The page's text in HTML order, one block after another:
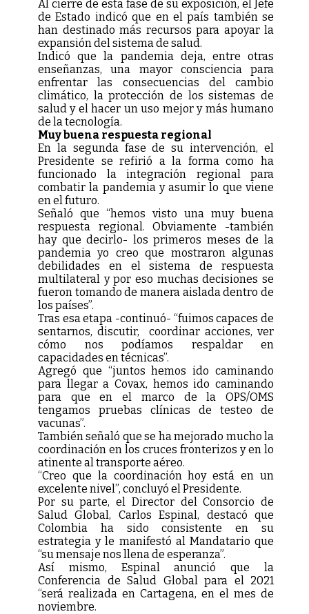
Al cierre de esta fase de su exposición, el Jefe
de Estado indicó que en el país también se
han destinado más recursos para apoyar la
expansión del sistema de salud.
Indicó que la pandemia deja, entre otras
enseñanzas, una mayor consciencia para
enfrentar las consecuencias del cambio
climático, la protección de los sistemas de
salud y el hacer un uso mejor y más humano
de la tecnología.
Muy buena respuesta regional
En la segunda fase de su intervención, el
Presidente se refirió a la forma como ha
funcionado la integración regional para
combatir la pandemia y asumir lo que viene
en el futuro.
Señaló que “hemos visto una muy buena
respuesta regional. Obviamente -también
hay que decirlo- los primeros meses de la
pandemia yo creo que mostraron algunas
debilidades en el sistema de respuesta
multilateral y por eso muchas decisiones se
fueron tomando de manera aislada dentro de
los países”.
Tras esa etapa -continuó- “fuimos capaces de
sentarnos, discutir, coordinar acciones, ver
cómo nos podíamos respaldar en
capacidades en técnicas”.
Agregó que “juntos hemos ido caminando
para llegar a Covax, hemos ido caminando
para que en el marco de la OPS/OMS
tengamos pruebas clínicas de testeo de
vacunas”.
También señaló que se ha mejorado mucho la
coordinación en los cruces fronterizos y en lo
atinente al transporte aéreo.
“Creo que la coordinación hoy está en un
excelente nivel”, concluyó el Presidente.
Por su parte, el Director del Consorcio de
Salud Global, Carlos Espinal, destacó que
Colombia ha sido consistente en su
estrategia y le manifestó al Mandatario que
“su mensaje nos llena de esperanza”.
Así mismo, Espinal anunció que la
Conferencia de Salud Global para el 2021
“será realizada en Cartagena, en el mes de
noviembre.